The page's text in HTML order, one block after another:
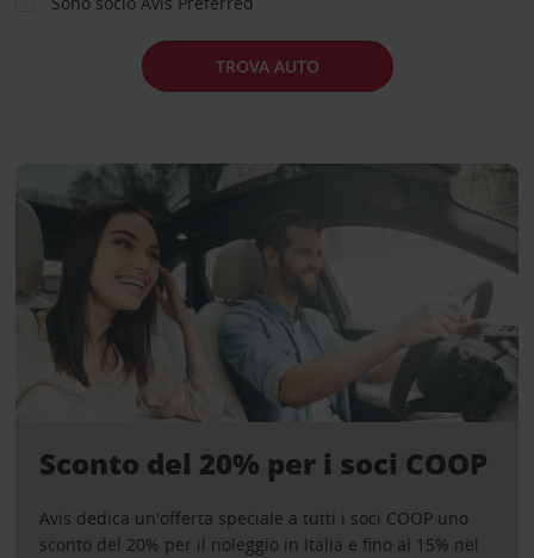
TROVA AUTO
Sconto del 20% per i soci COOP
Avis dedica un'offerta speciale a tutti i soci COOP uno
sconto del 20% per il noleggio in Italia e fino al 15% nel